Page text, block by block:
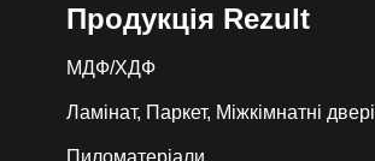
Продукція Rezult
МДФ/ХДФ
Ламінат, Паркет, Міжкімнатні двері
Пиломатеріали